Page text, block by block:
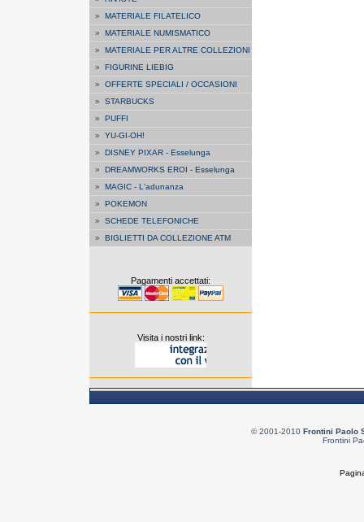
» MATERIALE FILATELICO
» MATERIALE NUMISMATICO
» MATERIALE PER ALTRE COLLEZIONI
» FIGURINE LIEBIG
» OFFERTE SPECIALI / OCCASIONI
» STARBUCKS
» PUFFI
» YU-GI-OH!
» DISNEY PIXAR - Esselunga
» DREAMWORKS EROI - Esselunga
» MAGIC - L'adunanza
» POKEMON
» SCHEDE TELEFONICHE
» BIGLIETTI DA COLLEZIONE ATM
Pagamenti accettati:
Visita i nostri link:
© 2001-2010 Frontini Paolo
Frontini